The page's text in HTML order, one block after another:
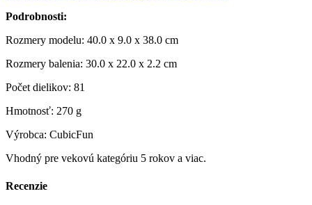
Podrobnosti:
Rozmery modelu: 40.0 x 9.0 x 38.0 cm
Rozmery balenia: 30.0 x 22.0 x 2.2 cm
Počet dielikov: 81
Hmotnosť: 270 g
Výrobca: CubicFun
Vhodný pre vekovú kategóriu 5 rokov a viac.
Recenzie